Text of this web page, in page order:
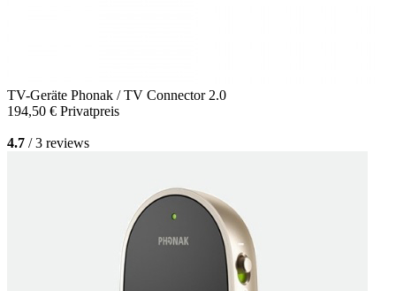
TV-Geräte Phonak / TV Connector 2.0
194,50 € Privatpreis
4.7 / 3 reviews